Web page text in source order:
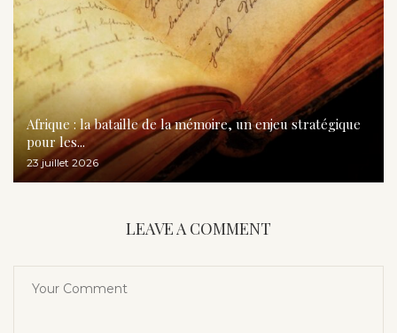
Afrique : la bataille de la mémoire, un enjeu stratégique
pour les...
23 juillet 2026
LEAVE A COMMENT